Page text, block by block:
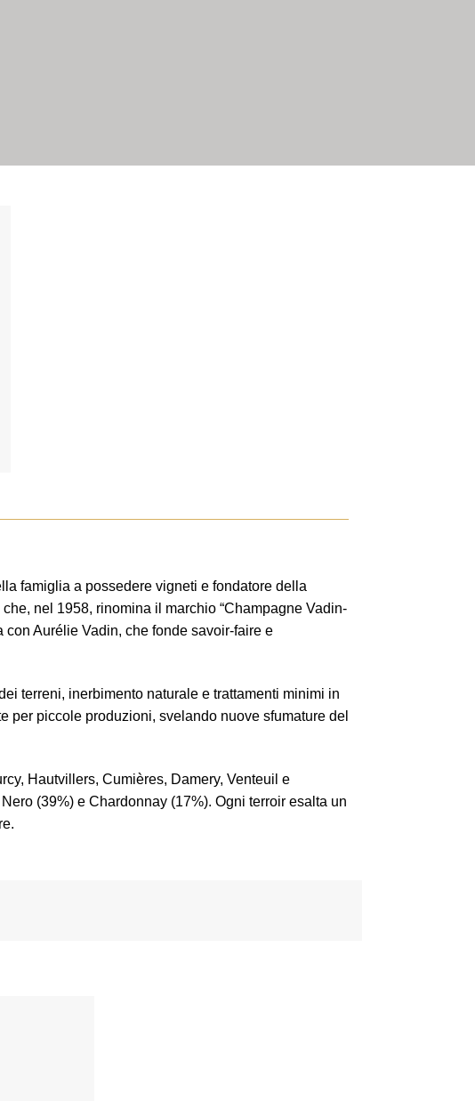
famiglia a possedere vigneti e fondatore della
nel 1958, rinomina il marchio “Champagne Vadin-
Aurélie Vadin, che fonde savoir-faire e
terreni, inerbimento naturale e trattamenti minimi in
piccole produzioni, svelando nuove sfumature del
Hautvillers, Cumières, Damery, Venteuil e
(39%) e Chardonnay (17%). Ogni terroir esalta un